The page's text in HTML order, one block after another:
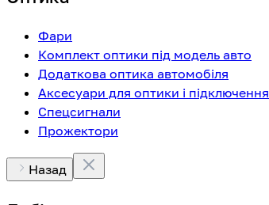
Фари
Комплект оптики під модель авто
Додаткова оптика автомобіля
Аксесуари для оптики і підключення
Спецсигнали
Прожектори
Назад